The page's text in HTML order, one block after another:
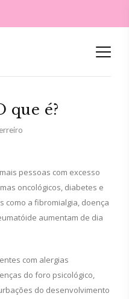
que é?
pessoas com excesso
oncológicos, diabetes e
como a fibromialgia, doença
aumentam de dia
com alergias
do foro psicológico,
do desenvolvimento